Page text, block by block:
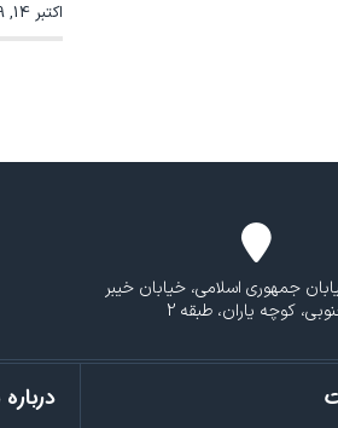
اکتبر 14, 2019, نویسنده:
جمهوری اسلامی، خیابان خیبر
کوچه یاران، طبقه 2